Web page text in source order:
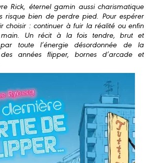
Rick, éternel gamin aussi charismatique
risque bien de perdre pied. Pour espérer
choisir : continuer à fuir la réalité ou enfin
Un récit à la fois tendre, brut et
toute l’énergie désordonnée de la
années flipper, bornes d’arcade et